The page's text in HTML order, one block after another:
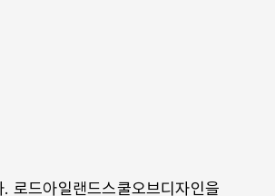
로드아일랜드스쿨오브디자인을